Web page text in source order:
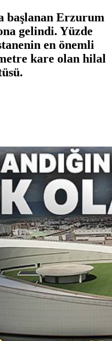
başlanan Erzurum
gelindi. Yüzde
en önemli
kare olan hilal